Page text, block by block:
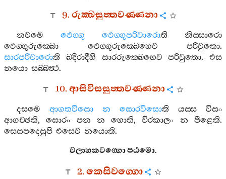
9.රුක‍්ඛසුත‍්තවණ‍්ණනා
නවමෙ ඵෙග‍්ගු ඵෙග‍්ගුපරිවාරොති
නිස‍්සාරො
ඵෙග‍්ගුරුක‍්ඛො
ඵෙග‍්ගුරුක‍්ඛෙහෙව පරිවුතො.
සාරපරිවාරොති ඛදිරාදීහි සාරරුක‍්ඛෙහෙව පරිවුතො. එස
නයො සබ‍්බත්‍ථ.
10.ආසිවිසසුත‍්තවණ‍්ණනා
දසමෙ ආගතවිසො න ඝොරවිසොති යස‍්ස
විසං
ආගච‍්ඡති,ඝොරං පන න හොති,චිරකාලං න පීළෙති.
සෙසපදෙසුපි එසෙව නයොති.
වලාහකවග‍්ගොපඨමො.
2.කෙසිවග‍්ගො